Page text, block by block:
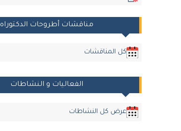
مناقشات أطروحات الدكتوراه
كل المناقشات
الفعاليات و النشاطات
عرض كل النشاطات